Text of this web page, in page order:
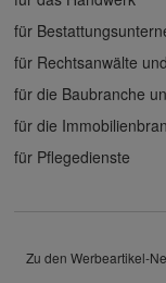
für
für Rechtsanwälte
für die Baubranche
für die
für Pflegedienste
Zu den Werbeartikel-